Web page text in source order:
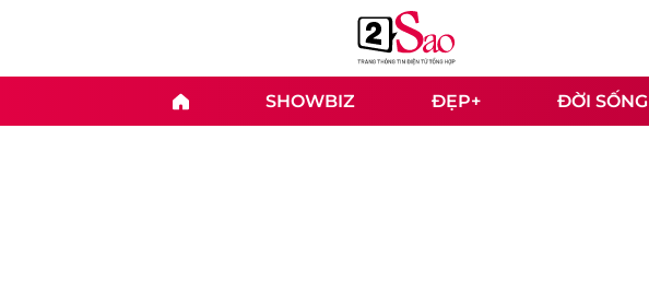
SHOWBIZ ĐẸP+ ĐỜI SỐNG